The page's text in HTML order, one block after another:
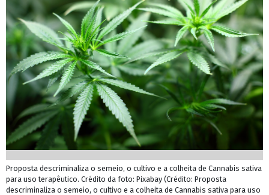
Proposta descriminaliza o semeio, o cultivo e a colheita de Cannabis sativa
para uso terapêutico. Crédito da foto: Pixabay (Crédito: Proposta
descriminaliza o semeio, o cultivo e a colheita de Cannabis sativa para uso